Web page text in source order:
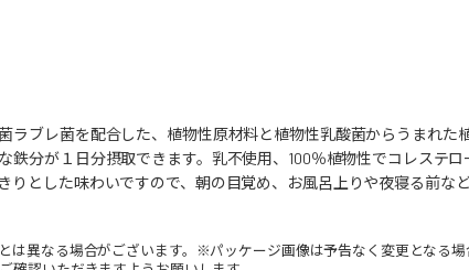
ラブレ菌を配合した、植物性原材料と植物性乳酸菌からうまれ
鉄分が１日分摂取できます。乳不使用、100％植物性でコレステ
りとした味わいですので、朝の目覚め、お風呂上りや夜寝る前な
は異なる場合がございます。※パッケージ画像は予告なく変更となる